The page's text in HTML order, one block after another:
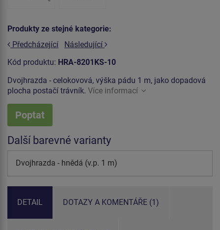
Produkty ze stejné kategorie:
Předcházející
Následující
Kód produktu: HRA-8201KS-10
Dvojhrazda - celokovová, výška pádu 1 m, jako dopadová
plocha postačí trávník. Více informací
Poptat
Další barevné varianty
Dvojhrazda - hnědá (v.p. 1 m)
DETAIL DOTAZY A KOMENTÁŘE (1)